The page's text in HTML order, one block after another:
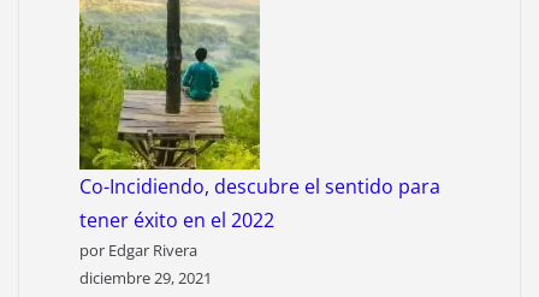
Co-Incidiendo, descubre el sentido para
tener éxito en el 2022
por Edgar Rivera
diciembre 29, 2021